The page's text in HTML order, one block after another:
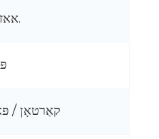
גלאָסי, מאַט, UV אאז"וו.
קאַרטאָן /